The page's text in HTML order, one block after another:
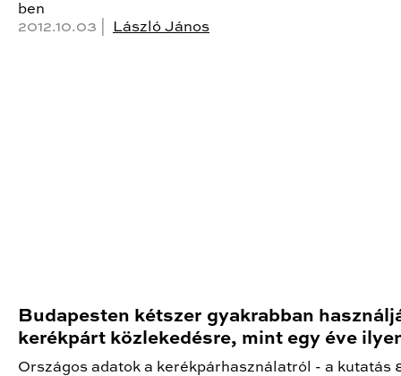
ben
2012.10.03 |
László János
Budapesten kétszer gyakrabban
kerékpárt közlekedésre, mint egy éve
Országos adatok a kerékpárhasználatról - a kutatás